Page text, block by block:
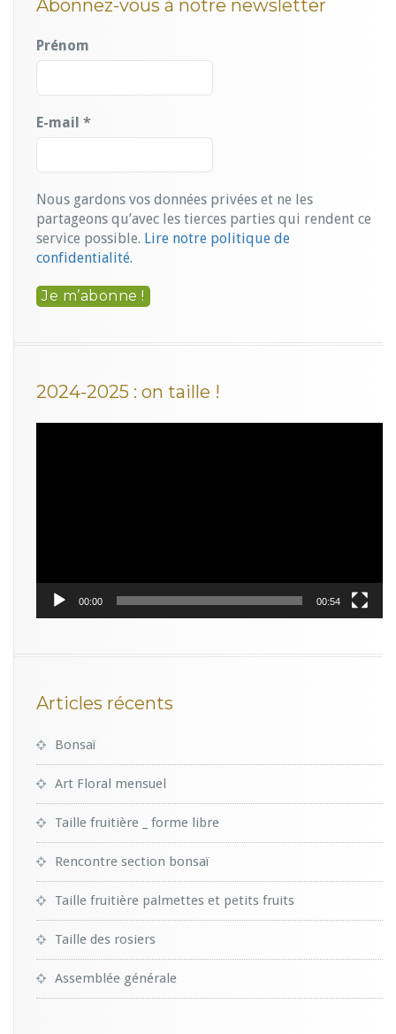
Abonnez-vous à notre newsletter
Prénom
E-mail *
Nous gardons vos données privées et ne les
partageons qu’avec les tierces parties qui rendent ce
service possible. Lire notre politique de
confidentialité.
2024-2025 : on taille !
00:00 00:54
Articles récents
Bonsaï
Art Floral mensuel
Taille fruitière _ forme libre
Rencontre section bonsaï
Taille fruitière palmettes et petits fruits
Taille des rosiers
Assemblée générale